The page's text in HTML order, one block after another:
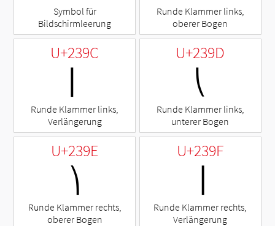
Symbol für
Bildschirmleerung
Runde Klammer links,
oberer Bogen
U+239C
Runde Klammer links,
Verlängerung
U+239D
⎝
Runde Klammer links,
unterer Bogen
U+239E
⎞
Runde Klammer rechts,
oberer Bogen
U+239F
Runde Klammer rechts,
Verlängerung